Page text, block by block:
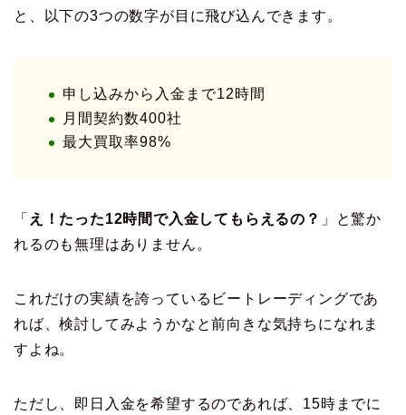
と、以下の3つの数字が目に飛び込んできます。
申し込みから入金まで12時間
月間契約数400社
最大買取率98%
「 え！たった12時間で入金してもらえるの？ 」と驚か
れるのも無理はありません。
これだけの実績を誇っているビートレーディングであ
れば、検討してみようかなと前向きな気持ちになれま
すよね。
ただし、即日入金を希望するのであれば、15時までに